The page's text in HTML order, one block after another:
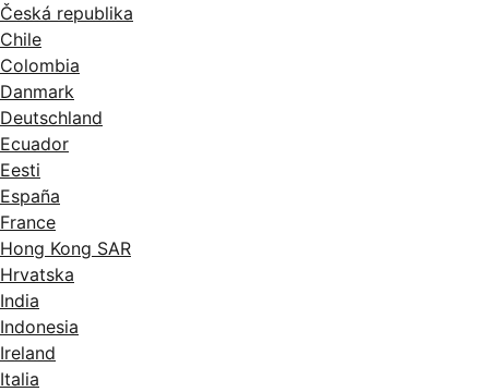
Česká republika
Chile
Colombia
Danmark
Deutschland
Ecuador
Eesti
España
France
Hong Kong SAR
Hrvatska
India
Indonesia
Ireland
Italia